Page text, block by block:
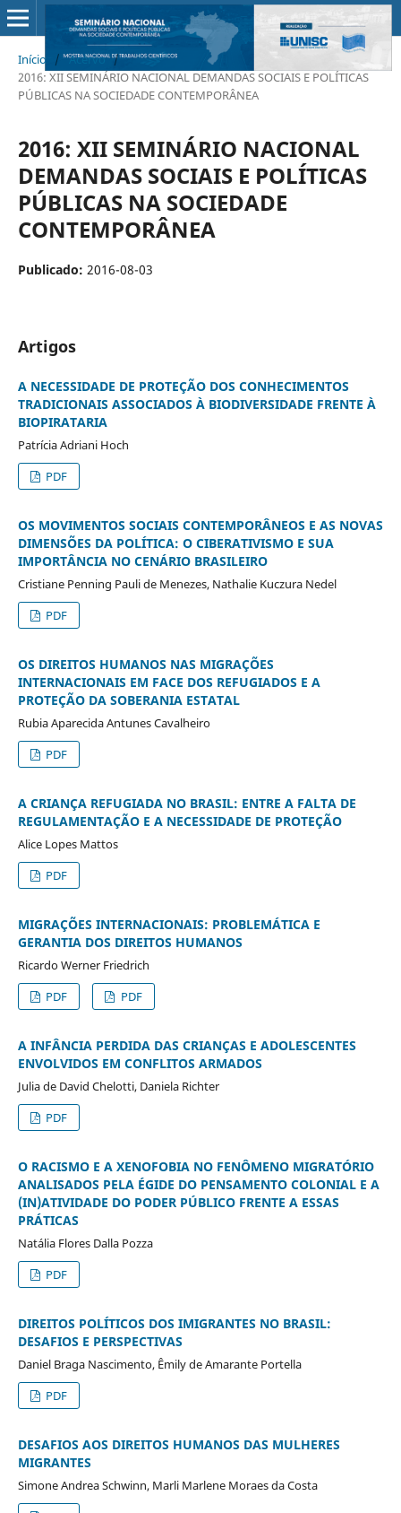
Início / Acervo /
2016: XII SEMINÁRIO NACIONAL DEMANDAS SOCIAIS E POLÍTICAS
PÚBLICAS NA SOCIEDADE CONTEMPORÂNEA
2016: XII SEMINÁRIO NACIONAL
DEMANDAS SOCIAIS E POLÍTICAS
PÚBLICAS NA SOCIEDADE
CONTEMPORÂNEA
Publicado: 2016-08-03
Artigos
A NECESSIDADE DE PROTEÇÃO DOS CONHECIMENTOS
TRADICIONAIS ASSOCIADOS À BIODIVERSIDADE FRENTE À
BIOPIRATARIA
Patrícia Adriani Hoch
PDF
OS MOVIMENTOS SOCIAIS CONTEMPORÂNEOS E AS NOVAS
DIMENSÕES DA POLÍTICA: O CIBERATIVISMO E SUA
IMPORTÂNCIA NO CENÁRIO BRASILEIRO
Cristiane Penning Pauli de Menezes, Nathalie Kuczura Nedel
PDF
OS DIREITOS HUMANOS NAS MIGRAÇÕES
INTERNACIONAIS EM FACE DOS REFUGIADOS E A
PROTEÇÃO DA SOBERANIA ESTATAL
Rubia Aparecida Antunes Cavalheiro
PDF
A CRIANÇA REFUGIADA NO BRASIL: ENTRE A FALTA DE
REGULAMENTAÇÃO E A NECESSIDADE DE PROTEÇÃO
Alice Lopes Mattos
PDF
MIGRAÇÕES INTERNACIONAIS: PROBLEMÁTICA E
GERANTIA DOS DIREITOS HUMANOS
Ricardo Werner Friedrich
PDF
PDF
A INFÂNCIA PERDIDA DAS CRIANÇAS E ADOLESCENTES
ENVOLVIDOS EM CONFLITOS ARMADOS
Julia de David Chelotti, Daniela Richter
PDF
O RACISMO E A XENOFOBIA NO FENÔMENO MIGRATÓRIO
ANALISADOS PELA ÉGIDE DO PENSAMENTO COLONIAL E A
(IN)ATIVIDADE DO PODER PÚBLICO FRENTE A ESSAS
PRÁTICAS
Natália Flores Dalla Pozza
PDF
DIREITOS POLÍTICOS DOS IMIGRANTES NO BRASIL:
DESAFIOS E PERSPECTIVAS
Daniel Braga Nascimento, Êmily de Amarante Portella
PDF
DESAFIOS AOS DIREITOS HUMANOS DAS MULHERES
MIGRANTES
Simone Andrea Schwinn, Marli Marlene Moraes da Costa